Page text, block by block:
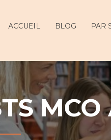
ACCUEIL BLOG PAR
MCO